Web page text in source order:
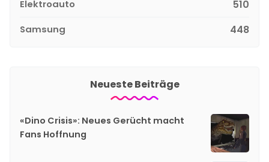
Elektroauto 510
Samsung 448
Neueste Beiträge
«Dino Crisis»: Neues Gerücht macht
Fans Hoffnung